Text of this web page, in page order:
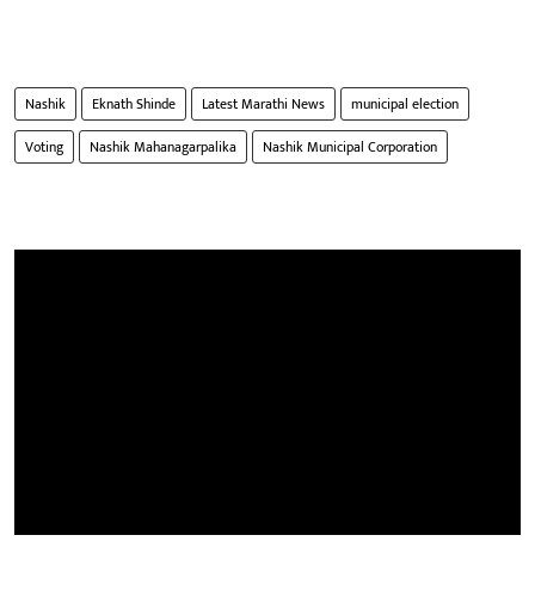
Nashik Eknath Shinde Latest Marathi News
municipal election
Voting
Nashik Mahanagarpalika Nashik Municipal Corporation